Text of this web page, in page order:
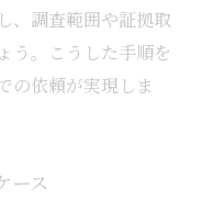
ほしい工夫
渉のポイント
査依頼のコツ
、調査範囲や証拠取
う。こうした手順を
の依頼が実現しま
ース